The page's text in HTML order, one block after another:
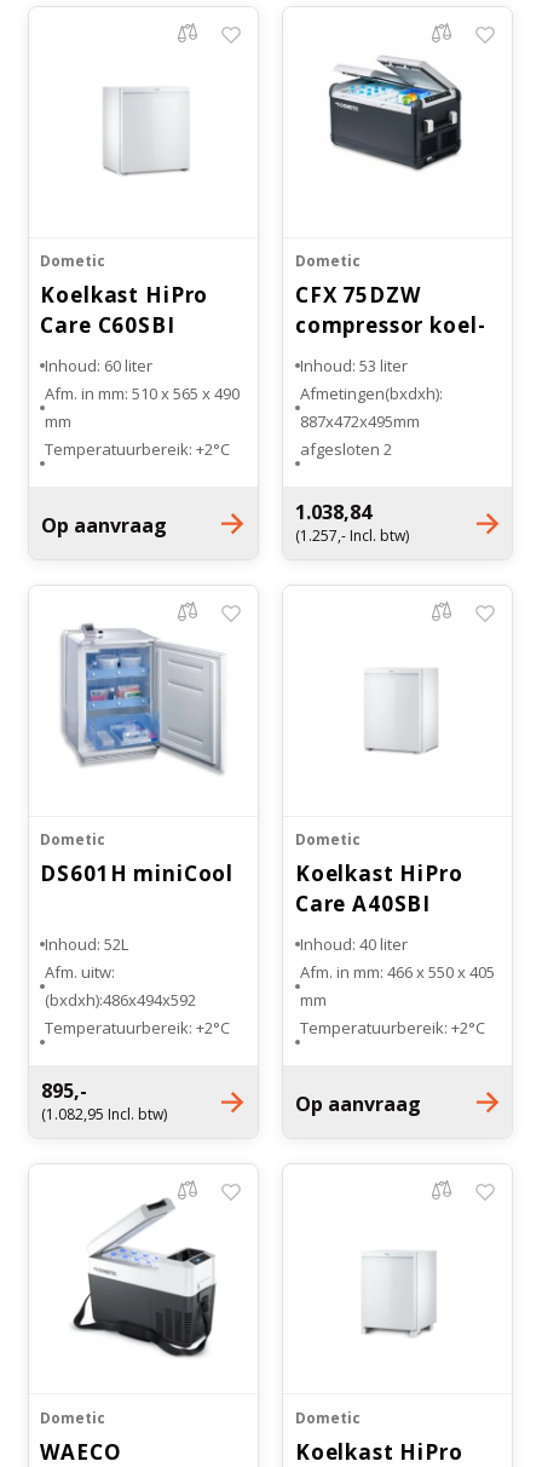
Dometic
Koelkast HiPro
Care C60SBI
Inbouw
Inhoud: 60 liter
Afm. in mm: 510 x 565 x 490
mm
Temperatuurbereik: +2°C
Linksof rechts
scharnierend verkrijgbaar
Op aanvraag
Dometic
CFX 75DZW
compressor koel-
vriesbox
Inhoud: 53 liter
Afmetingen(bxdxh):
887x472x495mm
2 afgesloten
Temperatuurbereik: -22°C
tot +10°C
Gewicht: 31 kilogram
1.038,84
(1.257,- Incl. btw)
Dometic
DS601H miniCool
Inhoud: 52L
Afm. uitw:
(bxdxh):486x494x592
Temperatuurbereik: +2°C
Aantal schuifladen: 3
895,-
(1.082,95 Incl. btw)
Dometic
Koelkast HiPro
Care A40SBI
Inbouw
Inhoud: 40 liter
Afm. in mm: 466 x 550 x 405
mm
Temperatuurbereik: +2°C
Linksof rechts
scharnierend verkrijgbaar
Op aanvraag
Dometic
WAECO
Dometic
Koelkast HiPro